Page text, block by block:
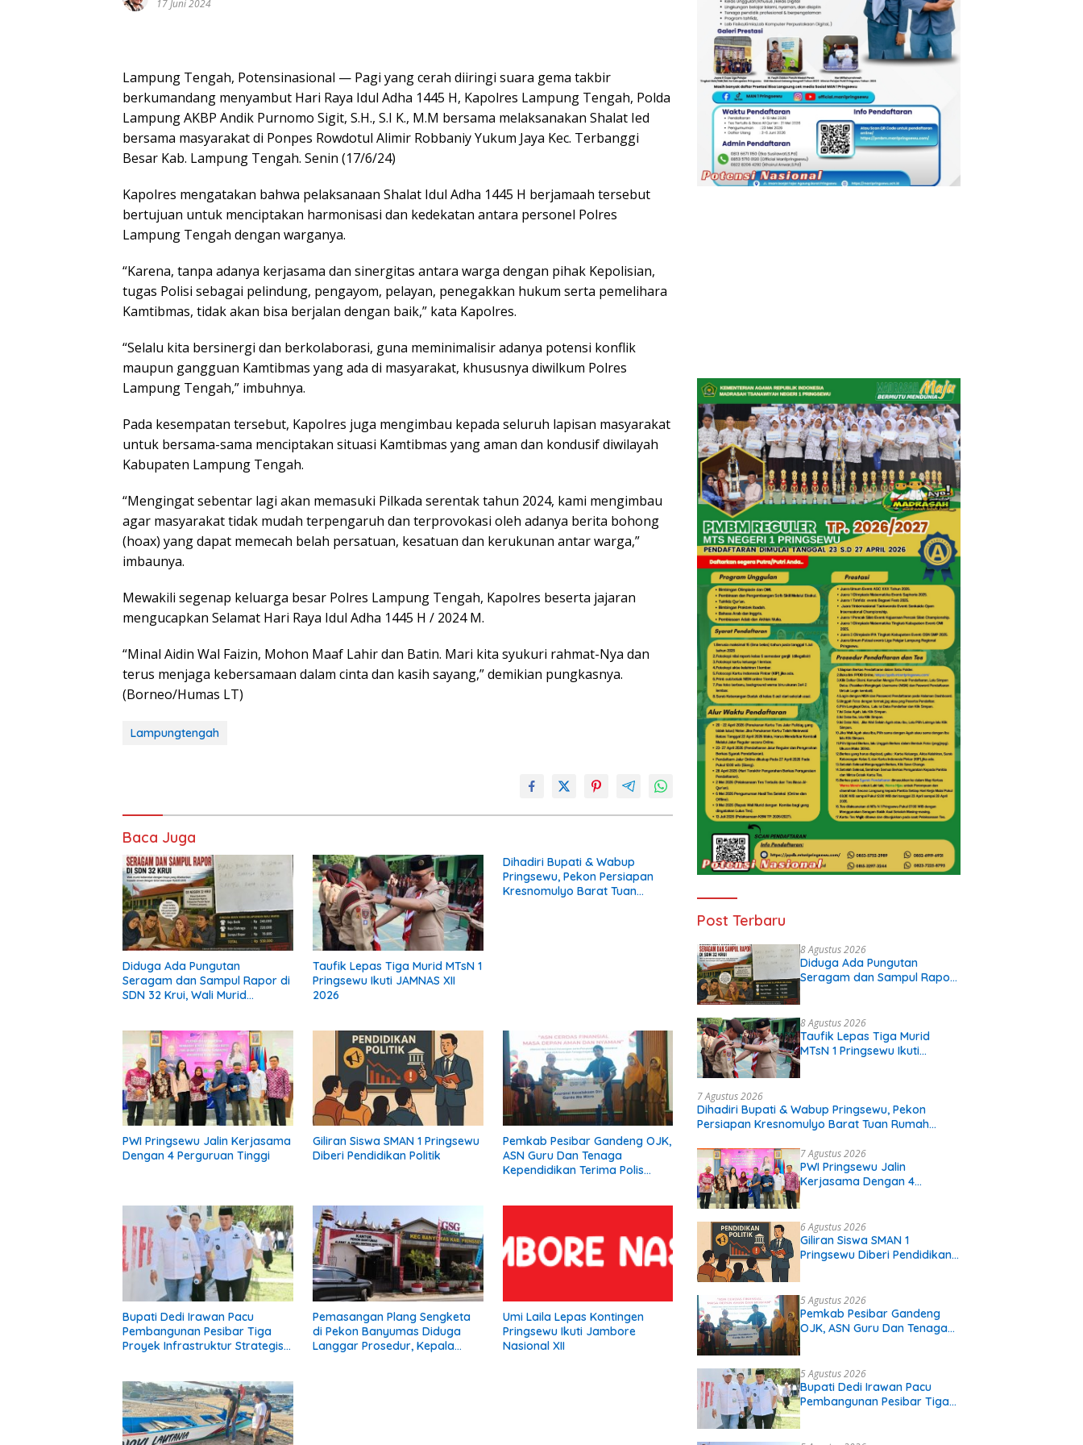
17 Juni 2024
Lampung Tengah, Potensinasional — Pagi yang cerah diiringi suara gema takbir
berkumandang menyambut Hari Raya Idul Adha 1445 H, Kapolres Lampung Tengah, Polda
Lampung AKBP Andik Purnomo Sigit, S.H., S.I K., M.M bersama melaksanakan Shalat Ied
bersama masyarakat di Ponpes Rowdotul Alimir Robbaniy Yukum Jaya Kec. Terbanggi
Besar Kab. Lampung Tengah. Senin (17/6/24)
Kapolres mengatakan bahwa pelaksanaan Shalat Idul Adha 1445 H berjamaah tersebut
bertujuan untuk menciptakan harmonisasi dan kedekatan antara personel Polres
Lampung Tengah dengan warganya.
“Karena, tanpa adanya kerjasama dan sinergitas antara warga dengan pihak Kepolisian,
tugas Polisi sebagai pelindung, pengayom, pelayan, penegakkan hukum serta pemelihara
Kamtibmas, tidak akan bisa berjalan dengan baik,” kata Kapolres.
“Selalu kita bersinergi dan berkolaborasi, guna meminimalisir adanya potensi konflik
maupun gangguan Kamtibmas yang ada di masyarakat, khususnya diwilkum Polres
Lampung Tengah,” imbuhnya.
Pada kesempatan tersebut, Kapolres juga mengimbau kepada seluruh lapisan masyarakat
untuk bersama-sama menciptakan situasi Kamtibmas yang aman dan kondusif diwilayah
Kabupaten Lampung Tengah.
“Mengingat sebentar lagi akan memasuki Pilkada serentak tahun 2024, kami mengimbau
agar masyarakat tidak mudah terpengaruh dan terprovokasi oleh adanya berita bohong
(hoax) yang dapat memecah belah persatuan, kesatuan dan kerukunan antar warga,”
imbaunya.
Mewakili segenap keluarga besar Polres Lampung Tengah, Kapolres beserta jajaran
mengucapkan Selamat Hari Raya Idul Adha 1445 H / 2024 M.
“Minal Aidin Wal Faizin, Mohon Maaf Lahir dan Batin. Mari kita syukuri rahmat-Nya dan
terus menjaga kebersamaan dalam cinta dan kasih sayang,” demikian pungkasnya.
(Borneo/Humas LT)
Lampungtengah
Baca Juga
Diduga Ada Pungutan
Seragam dan Sampul Rapor di
SDN 32 Krui, Wali Murid
Taufik Lepas Tiga Murid MTsN 1
Pringsewu Ikuti JAMNAS XII
2026
Dihadiri Bupati & Wabup
Pringsewu, Pekon Persiapan
Kresnomulyo Barat Tuan
PWI Pringsewu Jalin Kerjasama
Dengan 4 Perguruan Tinggi
Giliran Siswa SMAN 1 Pringsewu
Diberi Pendidikan Politik
Pemkab Pesibar Gandeng OJK,
ASN Guru Dan Tenaga
Kependidikan Terima Polis
Bupati Dedi Irawan Pacu
Pembangunan Pesibar Tiga
Proyek Infrastruktur Strategis
Pemasangan Plang Sengketa
di Pekon Banyumas Diduga
Langgar Prosedur, Kepala
Umi Laila Lepas Kontingen
Pringsewu Ikuti Jambore
Nasional XII
Post Terbaru
8 Agustus 2026
Diduga Ada Pungutan
Seragam dan Sampul Rapor
per Siswa
8 Agustus 2026
Taufik Lepas Tiga Murid
MTsN 1 Pringsewu Ikuti
7 Agustus 2026
Dihadiri Bupati & Wabup Pringsewu, Pekon
Persiapan Kresnomulyo Barat Tuan Rumah
7 Agustus 2026
PWI Pringsewu Jalin
Kerjasama Dengan 4
6 Agustus 2026
Giliran Siswa SMAN 1
Pringsewu Diberi Pendidikan
5 Agustus 2026
Pemkab Pesibar Gandeng
OJK, ASN Guru Dan Tenaga
5 Agustus 2026
Bupati Dedi Irawan Pacu
Pembangunan Pesibar Tiga